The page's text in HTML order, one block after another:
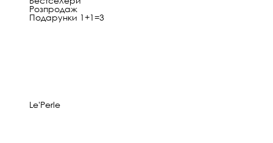
Розпродаж
Подарунки 1+1=3
Le'Perle